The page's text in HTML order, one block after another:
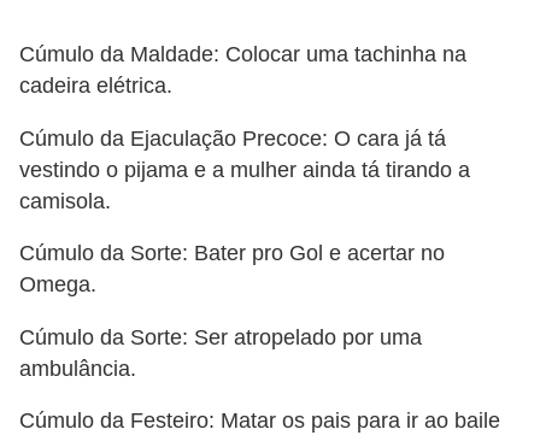
Cúmulo da Maldade: Colocar uma tachinha na
cadeira elétrica.
Cúmulo da Ejaculação Precoce: O cara já tá
vestindo o pijama e a mulher ainda tá tirando a
camisola.
Cúmulo da Sorte: Bater pro Gol e acertar no
Omega.
Cúmulo da Sorte: Ser atropelado por uma
ambulância.
Cúmulo da Festeiro: Matar os pais para ir ao baile